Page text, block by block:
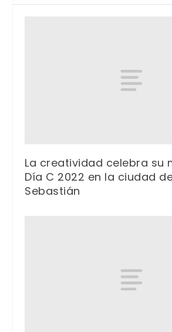
La creatividad celebra su
Día C 2022 en la ciudad
Sebastián